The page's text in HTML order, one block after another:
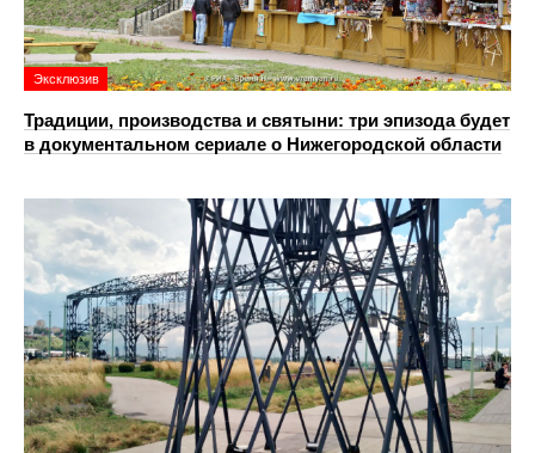
Эксклюзив
Традиции, производства и святыни: три эпизода будет
в документальном сериале о Нижегородской области